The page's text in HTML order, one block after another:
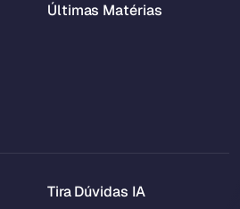
Últimas Matérias
Tira Dúvidas IA